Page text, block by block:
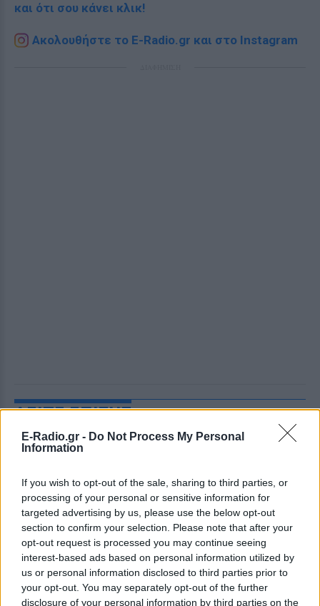
E-Radio.gr - Do Not Process My Personal
Information
If you wish to opt-out of the sale, sharing to third parties, or
processing of your personal or sensitive information for
targeted advertising by us, please use the below opt-out
section to confirm your selection. Please note that after your
opt-out request is processed you may continue seeing
interest-based ads based on personal information utilized by
us or personal information disclosed to third parties prior to
your opt-out. You may separately opt-out of the further
disclosure of your personal information by third parties on the
και ότι σου κάνει κλικ!
Ακολουθήστε το E-Radio.gr και στο Instagram
ΔΕΙΤΕ ΕΠΙΣΗΣ
ΣΤΗΝ ΙΔΙΑ ΚΑΤΗΓΟΡΙΑ
Ατύχημα για τον Ιβάν Σβιτάιλο
στην Κέρκυρα: «Θα σηκωθώ πιο
δυνατός»
ΣΉΜΕΡΑ
Ο ηθοποιός και χορευτής μοιράστηκε
στο Instagram μια φωτογραφία από
πρόσφατη εξέτασή του, με ένα μήνυμα
θάρρους